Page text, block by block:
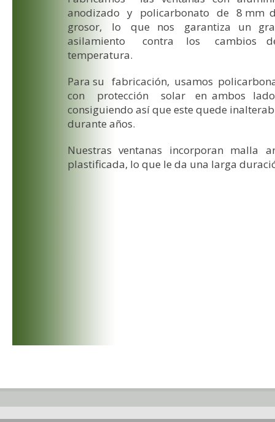
anodizado y policarbonato de 8 mm
grosor, lo que nos garantiza un
asilamiento contra los cambios
temperatura.
Para su fabricación, usamos
con protección solar en ambos
consiguiendo así que este quede
durante años.
Nuestras ventanas incorporan malla
plastificada, lo que le da una larga